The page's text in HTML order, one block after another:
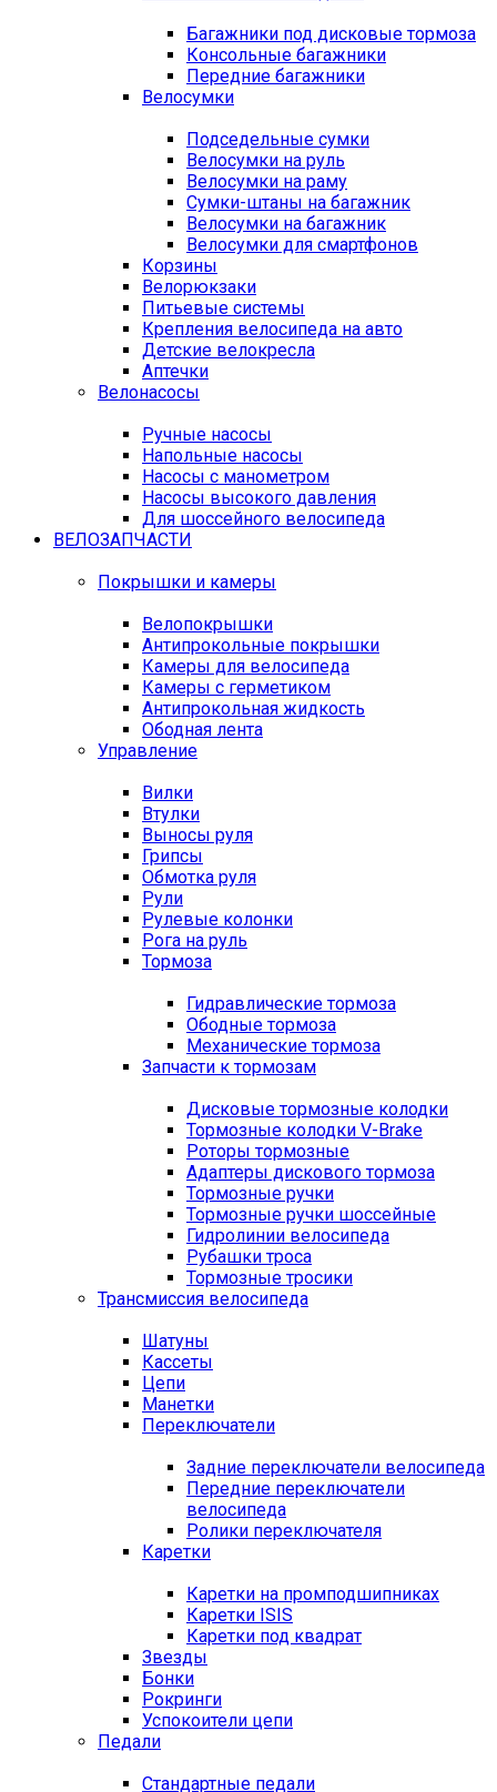
Багажники под дисковые тормоза
Консольные багажники
Передние багажники
Велосумки
Подседельные сумки
Велосумки на руль
Велосумки на раму
Сумки-штаны на багажник
Велосумки на багажник
Велосумки для смартфонов
Корзины
Велорюкзаки
Питьевые системы
Крепления велосипеда на авто
Детские велокресла
Аптечки
Велонасосы
Ручные насосы
Напольные насосы
Насосы с манометром
Насосы высокого давления
Для шоссейного велосипеда
ВЕЛОЗАПЧАСТИ
Покрышки и камеры
Велопокрышки
Антипрокольные покрышки
Камеры для велосипеда
Камеры с герметиком
Антипрокольная жидкость
Ободная лента
Управление
Вилки
Втулки
Выносы руля
Грипсы
Обмотка руля
Рули
Рулевые колонки
Рога на руль
Тормоза
Гидравлические тормоза
Ободные тормоза
Механические тормоза
Запчасти к тормозам
Дисковые тормозные колодки
Тормозные колодки V-Brake
Роторы тормозные
Адаптеры дискового тормоза
Тормозные ручки
Тормозные ручки шоссейные
Гидролинии велосипеда
Рубашки троса
Тормозные тросики
Трансмиссия велосипеда
Шатуны
Кассеты
Цепи
Манетки
Переключатели
Задние переключатели велосипеда
Передние переключатели
велосипеда
Ролики переключателя
Каретки
Каретки на промподшипниках
Каретки ISIS
Каретки под квадрат
Звезды
Бонки
Рокринги
Успокоители цепи
Педали
Стандартные педали